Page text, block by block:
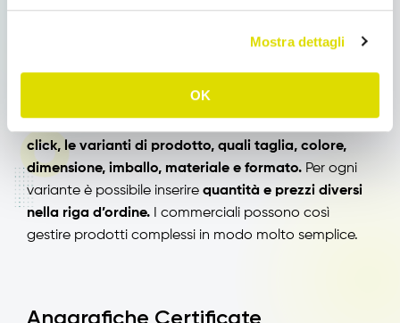
Mostra dettagli
OK
Gestione Varianti di prodotto
Gli agenti hanno la possibilità digestire, in pochi
click, le varianti di prodotto, quali taglia, colore,
dimensione, imballo, materiale e formato. Per ogni
variante è possibile inserire quantità e prezzi diversi
nella riga d’ordine. I commerciali possono così
gestire prodotti complessi in modo molto semplice.
Anagrafiche Certificate